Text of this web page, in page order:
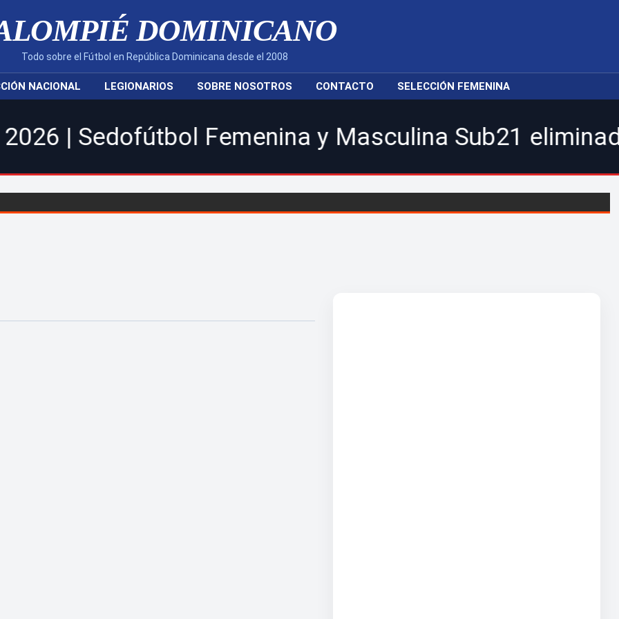
DOMINICANO
Todo sobre el Fútbol en República Dominicana desde el 2008
NACIONAL LEGIONARIOS SOBRE NOSOTROS CONTACTO SELECCIÓN FEMENINA
y Masculina Sub21 eliminados